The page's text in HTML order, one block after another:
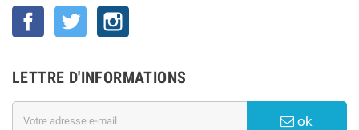
Facebook Twitter
LETTRE D'INFORMATIONS
ok